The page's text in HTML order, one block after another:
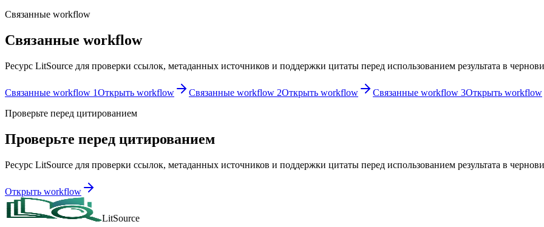
Связанные workflow
Связанные workflow
Ресурс LitSource для проверки ссылок, метаданных источников и поддержки цитаты перед использованием результата в
Связанные workflow 1Открыть workflow Связанные workflow 2Открыть workflow Связанные workflow 3Открыть workflow
Проверьте перед цитированием
Проверьте перед цитированием
Ресурс LitSource для проверки ссылок, метаданных источников и поддержки цитаты перед использованием результата в
Открыть workflow
LitSource